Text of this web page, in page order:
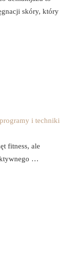
skóry, który
i techniki
fitness, ale
…